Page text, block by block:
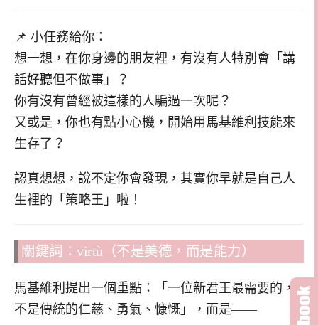
📌 小任務給你：
想一想，在你身邊的朋友裡，有沒有人特別會「講
話好聽但不做事」？
你有沒有曾經被這樣的人騙過一次呢？
又或是，你也有點小心機，開始用馬基維利技能來
生存了？
認真想想，說不定你會發現，其實你早就是自己人
生裡的「策略王」啦！
關鍵詞：virtù（不是美德，而是能力）
馬基維利提出一個重點：「一位新君王最需要的，
不是傳統的仁慈、勇氣、慷慨」，而是——